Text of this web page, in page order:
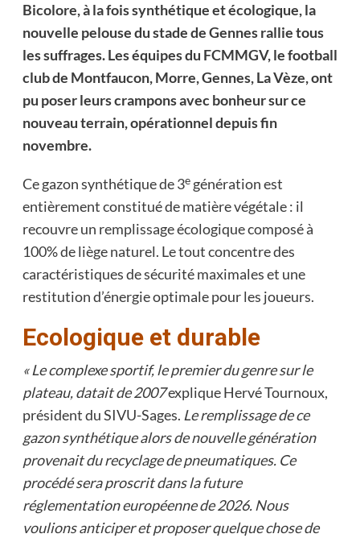
Bicolore, à la fois synthétique et écologique, la
nouvelle pelouse du stade de Gennes rallie tous
les suffrages. Les équipes du FCMMGV, le football
club de Montfaucon, Morre, Gennes, La Vèze, ont
pu poser leurs crampons avec bonheur sur ce
nouveau terrain, opérationnel depuis fin
novembre.
Ce gazon synthétique de 3egénération est
entièrement constitué de matière végétale : il
recouvre un remplissage écologique composé à
100% de liège naturel. Le tout concentre des
caractéristiques de sécurité maximales et une
restitution d’énergie optimale pour les joueurs.
Ecologique et durable
« Le complexe sportif, le premier du genre sur le
plateau, datait de 2007explique Hervé Tournoux,
président du SIVU-Sages. Le remplissage de ce
gazon synthétique alors de nouvelle génération
provenait du recyclage de pneumatiques. Ce
procédé sera proscrit dans la future
réglementation européenne de 2026. Nous
voulions anticiper et proposer quelque chose de